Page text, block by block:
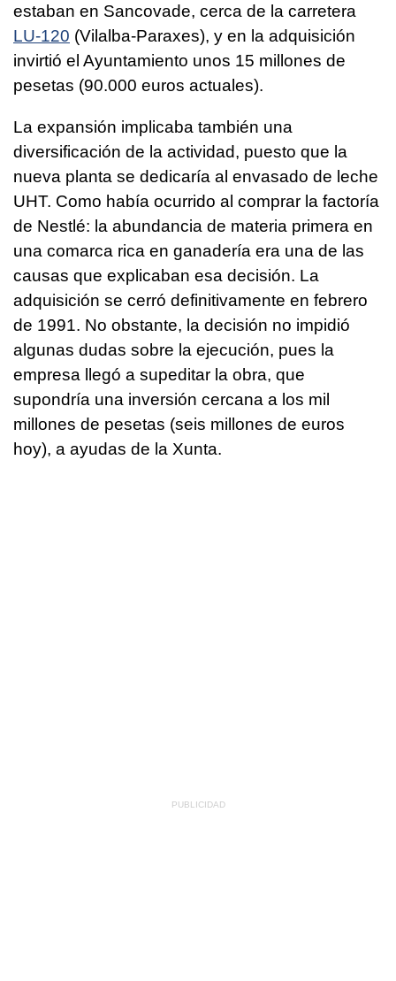
estaban en Sancovade, cerca de la carretera
LU-120 (Vilalba-Paraxes), y en la adquisición
invirtió el Ayuntamiento unos 15 millones de
pesetas (90.000 euros actuales).
La expansión implicaba también una
diversificación de la actividad, puesto que la
nueva planta se dedicaría al envasado de leche
UHT. Como había ocurrido al comprar la factoría
de Nestlé: la abundancia de materia primera en
una comarca rica en ganadería era una de las
causas que explicaban esa decisión. La
adquisición se cerró definitivamente en febrero
de 1991. No obstante, la decisión no impidió
algunas dudas sobre la ejecución, pues la
empresa llegó a supeditar la obra, que
supondría una inversión cercana a los mil
millones de pesetas (seis millones de euros
hoy), a ayudas de la Xunta.